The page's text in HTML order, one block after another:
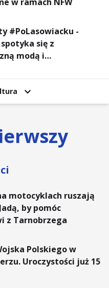
#PoLasowiacku -
się z
modą i
motocyklach ruszają
by pomóc
z Tarnobrzega
Polskiego w
Uroczystości już 15